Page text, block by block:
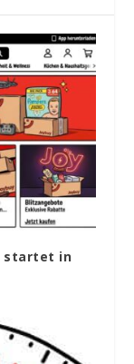
startet in